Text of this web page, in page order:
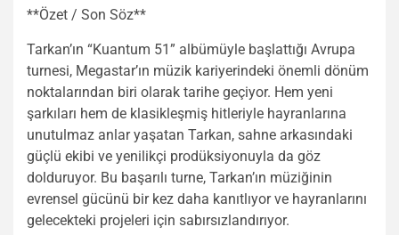
**Özet / Son Söz**
Tarkan’ın “Kuantum 51” albümüyle başlattığı Avrupa
turnesi, Megastar’ın müzik kariyerindeki önemli dönüm
noktalarından biri olarak tarihe geçiyor. Hem yeni
şarkıları hem de klasikleşmiş hitleriyle hayranlarına
unutulmaz anlar yaşatan Tarkan, sahne arkasındaki
güçlü ekibi ve yenilikçi prodüksiyonuyla da göz
dolduruyor. Bu başarılı turne, Tarkan’ın müziğinin
evrensel gücünü bir kez daha kanıtlıyor ve hayranlarını
gelecekteki projeleri için sabırsızlandırıyor.